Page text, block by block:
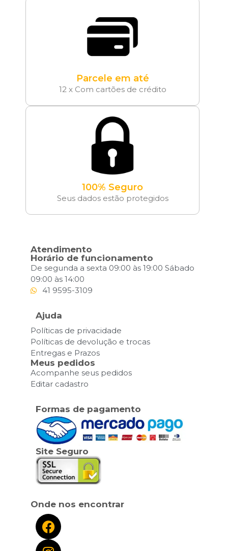
Parcele em até
12 x Com cartões de crédito
100% Seguro
Seus dados estão protegidos
Atendimento
Horário de funcionamento
De segunda a sexta 09:00 às 19:00 Sábado
09:00 às 14:00
41 9595-3109
Ajuda
Políticas de privacidade
Políticas de devolução e trocas
Entregas e Prazos
Meus pedidos
Acompanhe seus pedidos
Editar cadastro
Formas de pagamento
Site Seguro
Onde nos encontrar